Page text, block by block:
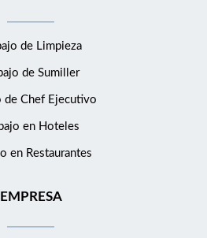
de Limpieza
de Sumiller
de Chef Ejecutivo
en Hoteles
en Restaurantes
EMPRESA